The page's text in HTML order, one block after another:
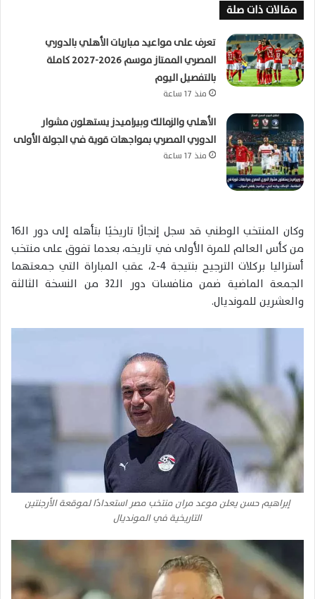
مقالات ذات صلة
تعرف على مواعيد مباريات الأهلي بالدوري
المصري الممتاز موسم 2026-2027 كاملة
بالتفصيل اليوم
منذ 17 ساعة
الأهلي والزمالك وبيراميدز يستهلون مشوار
الدوري المصري بمواجهات قوية في الجولة الأولى
منذ 17 ساعة
وكان المنتخب الوطني قد سجل إنجازًا تاريخيًا بتأهله إلى دور الـ16
من كأس العالم للمرة الأولى في تاريخه، بعدما تفوق على منتخب
أستراليا بركلات الترجيح بنتيجة 4-2، عقب المباراة التي جمعتهما
الجمعة الماضية ضمن منافسات دور الـ32 من النسخة الثالثة
والعشرين للمونديال.
إبراهيم حسن يعلن موعد مران منتخب مصر استعدادًا لموقعة الأرجنتين
التاريخية في المونديال